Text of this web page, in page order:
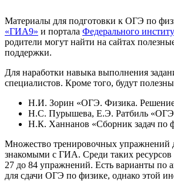
Материалы для подготовки к ОГЭ по
«ГИА9» и портала Федерального
родители могут найти на сайтах
поддержки.
Для наработки навыка выполнения
специалистов. Кроме того, будут
Н.И. Зорин «ОГЭ. Физика. Решение
Н.С. Пурышева, Е.Э. Ратбиль
Н.К. Ханнанов «Сборник задач по
Множество тренировочных упражнений
знакомыми с ГИА. Среди таких
27 до 84 упражнений. Есть варианты по
для сдачи ОГЭ по физике, однако этой